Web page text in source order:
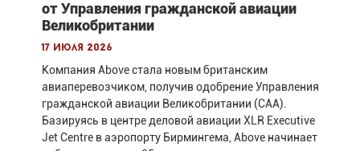
от Управления гражданской авиации
Великобритании
17 июля 2026
Компания Above стала новым британским
авиаперевозчиком, получив одобрение Управления
гражданской авиации Великобритании (CAA).
Базируясь в центре деловой авиации XLR Executive
Jet Centre в аэропорту Бирмингема, Above начинает